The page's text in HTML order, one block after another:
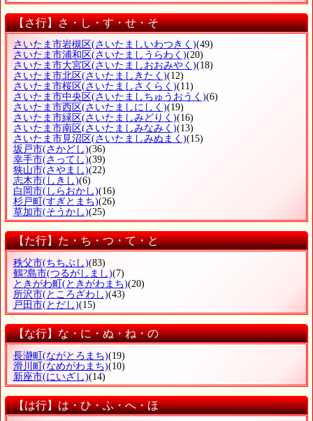
【さ行】さ・し・す・せ・そ
さいたま市岩槻区(さいたましいわつきく)(49)
さいたま市浦和区(さいたましうらわく)(20)
さいたま市大宮区(さいたましおおみやく)(18)
さいたま市北区(さいたましきたく)(12)
さいたま市桜区(さいたましさくらく)(11)
さいたま市中央区(さいたましちゅうおうく)(6)
さいたま市西区(さいたましにしく)(19)
さいたま市緑区(さいたましみどりく)(16)
さいたま市南区(さいたましみなみく)(13)
さいたま市見沼区(さいたましみぬまく)(15)
坂戸市(さかどし)(36)
幸手市(さってし)(39)
狭山市(さやまし)(22)
志木市(しきし)(6)
白岡市(しらおかし)(16)
杉戸町 (すぎとまち)(26)
草加市(そうかし)(25)
【た行】た・ち・つ・て・と
秩父市(ちちぶし)(83)
鶴?島市(つるがしまし)(7)
ときがわ町 (ときがわまち)(20)
所沢市(ところざわし)(43)
戸田市(とだし)(15)
【な行】な・に・ぬ・ね・の
長瀞町(ながとろまち)(19)
滑川町(なめがわまち)(10)
新座市(にいざし)(14)
【は行】は・ひ・ふ・へ・ほ